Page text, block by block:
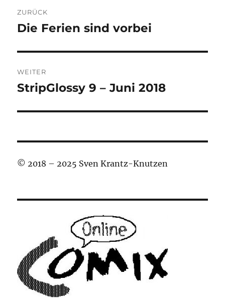
ZURÜCK
Vorheriger
Die Ferien sind vorbei
WEITER
Nächster
StripGlossy 9 – Juni 2018
© 2018 – 2025 Sven Krantz-Knutzen